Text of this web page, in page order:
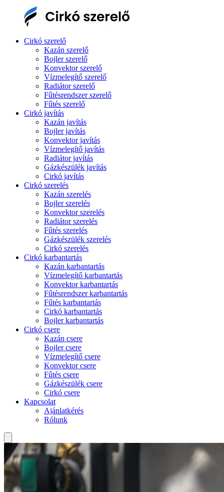
Cirkó szerelő
Kazán szerelő
Bojler szerelő
Konvektor szerelő
Vízmelegítő szerelő
Radiátor szerelő
Fűtésrendszer szerelő
Fűtés szerelő
Cirkó javítás
Kazán javítás
Bojler javítás
Konvektor javítás
Vízmelegítő javítás
Radiátor javítás
Gázkészülék javítás
Cirkó javítás
Cirkó szerelés
Kazán szerelés
Bojler szerelés
Konvektor szerelés
Radiátor szerelés
Fűtés szerelés
Gázkészülék szerelés
Cirkó szerelés
Cirkó karbantartás
Kazán karbantartás
Vízmelegítő karbantartás
Konvektor karbantartás
Fűtésrendszer karbantartás
Fűtés karbantartás
Cirkó karbantartás
Bojler karbantartás
Cirkó csere
Kazán csere
Bojler csere
Vízmelegítő csere
Konvektor csere
Fűtés csere
Gázkészülék csere
Cirkó csere
Kapcsolat
Ajánlatkérés
Rólunk